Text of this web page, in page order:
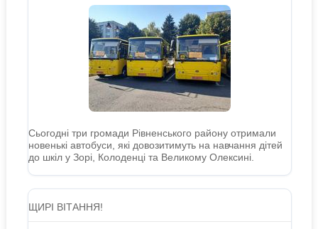
Сьогодні три громади Рівненського району отримали
новенькі автобуси, які довозитимуть на навчання дітей
до шкіл у Зорі, Колоденці та Великому Олексині.
ЩИРІ ВІТАННЯ!